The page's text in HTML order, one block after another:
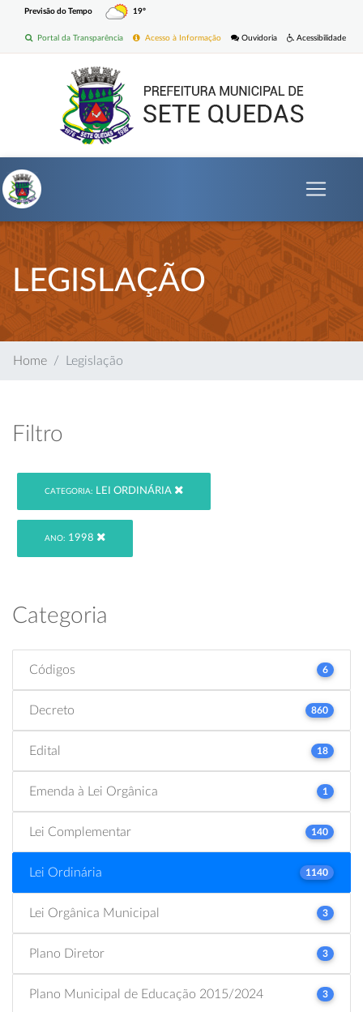
Previsão do Tempo 19º
Acessibilidade
Ouvidoria
Acesso à Informação
Portal da Transparência
LEGISLAÇÃO
Home Legislação
Filtro
CATEGORIA: LEI ORDINÁRIA
ANO: 1998
Categoria
Códigos 6
Decreto 860
Edital 18
Emenda à Lei Orgânica 1
Lei Complementar 140
Lei Ordinária 1140
Lei Orgânica Municipal 3
Plano Diretor 3
Plano Municipal de Educação 2015/2024 3